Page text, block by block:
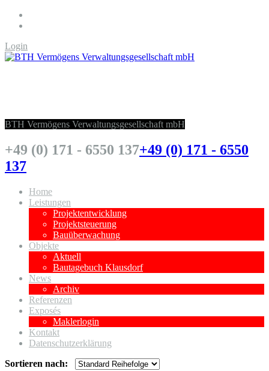
Login
BTH Vermögens Verwaltungsgesellschaft mbH
+49 (0) 171 - 6550 137+49 (0) 171 - 6550
137
Home
Leistungen
Projektentwicklung
Projektsteuerung
Bauüberwachung
Objekte
Aktuell
Bautagebuch Klausdorf
News
Archiv
Referenzen
Exposés
Maklerlogin
Kontakt
Datenschutzerklärung
Sortieren nach: